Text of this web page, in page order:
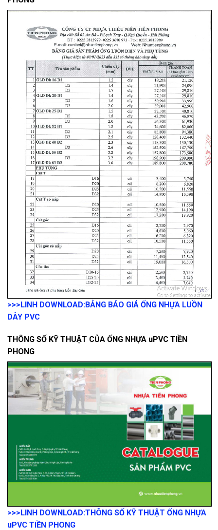
>>>LINH DOWNLOAD:BẢNG BÁO GIÁ ỐNG NHỰA LUỒN
DÂY PVC
THÔNG SỐ KỸ THUẬT CỦA ỐNG NHỰA uPVC TIỀN
PHONG
>>>LINH DOWNLOAD:THÔNG SỐ KỸ THUẬT ỐNG NHỰA
uPVC TIỀN PHONG